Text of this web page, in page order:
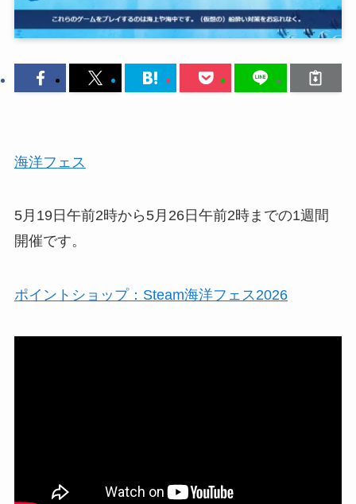
海洋フェス
5月19日午前2時から5月26日午前2時までの1週間
開催です。
ポイントショップ：Steam海洋フェス2026